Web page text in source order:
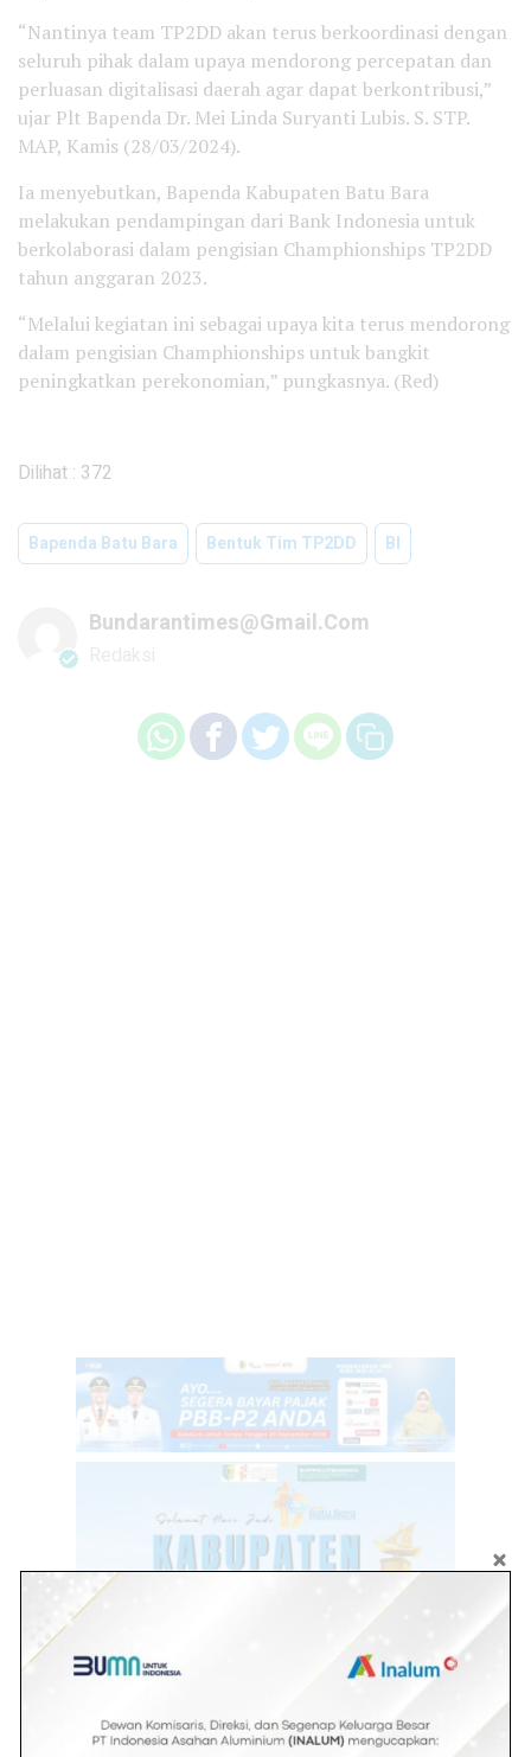
“Nantinya team TP2DD akan terus berkoordinasi dengan
seluruh pihak dalam upaya mendorong percepatan dan
perluasan digitalisasi daerah agar dapat berkontribusi,”
ujar Plt Bapenda Dr. Mei Linda Suryanti Lubis. S. STP.
MAP, Kamis (28/03/2024).
Ia menyebutkan, Bapenda Kabupaten Batu Bara
melakukan pendampingan dari Bank Indonesia untuk
berkolaborasi dalam pengisian Champhionships TP2DD
tahun anggaran 2023.
“Melalui kegiatan ini sebagai upaya kita terus mendorong
dalam pengisian Champhionships untuk bangkit
peningkatkan perekonomian,” pungkasnya. (Red)
Dilihat : 372
Bapenda Batu Bara Bentuk Tim TP2DD BI
Bundarantimes@gmail.com